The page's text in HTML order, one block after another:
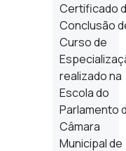
Certificado
Conclusão
Curso de
realizado na
Escola do
Parlamento
Câmara
Municipal de